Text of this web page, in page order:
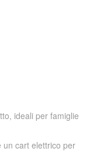
ideali per famiglie
un cart elettrico per